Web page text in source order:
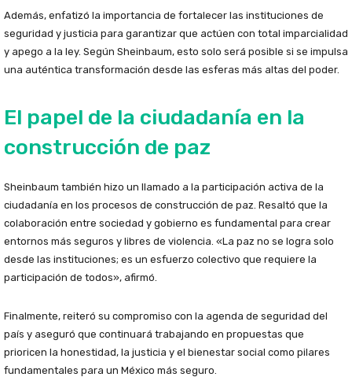
Además, enfatizó la importancia de fortalecer las instituciones de
seguridad y justicia para garantizar que actúen con total imparcialidad
y apego a la ley. Según Sheinbaum, esto solo será posible si se impulsa
una auténtica transformación desde las esferas más altas del poder.
El papel de la ciudadanía en la
construcción de paz
Sheinbaum también hizo un llamado a la participación activa de la
ciudadanía en los procesos de construcción de paz. Resaltó que la
colaboración entre sociedad y gobierno es fundamental para crear
entornos más seguros y libres de violencia. «La paz no se logra solo
desde las instituciones; es un esfuerzo colectivo que requiere la
participación de todos», afirmó.
Finalmente, reiteró su compromiso con la agenda de seguridad del
país y aseguró que continuará trabajando en propuestas que
prioricen la honestidad, la justicia y el bienestar social como pilares
fundamentales para un México más seguro.